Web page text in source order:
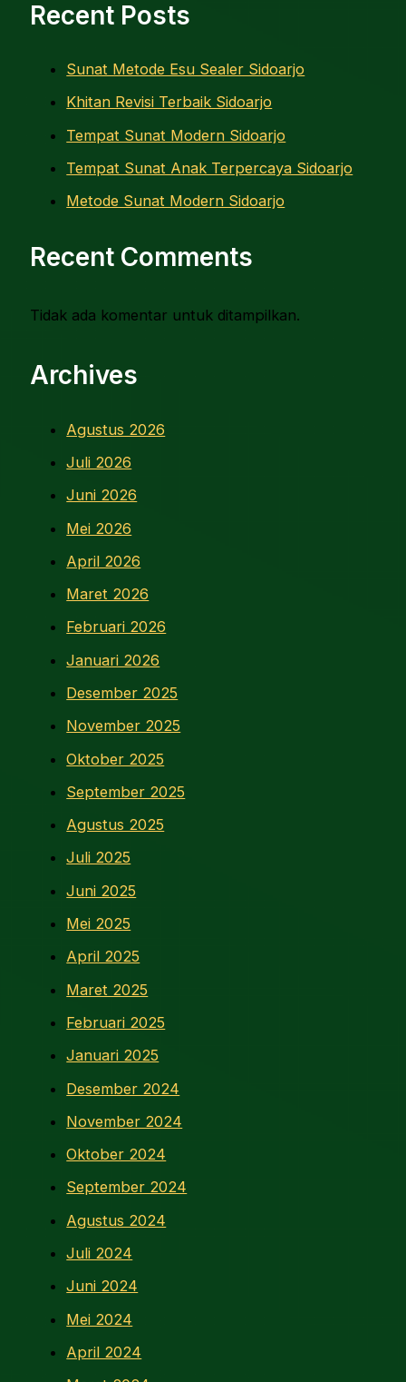
Recent Posts
Sunat Metode Esu Sealer Sidoarjo
Khitan Revisi Terbaik Sidoarjo
Tempat Sunat Modern Sidoarjo
Tempat Sunat Anak Terpercaya Sidoarjo
Metode Sunat Modern Sidoarjo
Recent Comments
Tidak ada komentar untuk ditampilkan.
Archives
Agustus 2026
Juli 2026
Juni 2026
Mei 2026
April 2026
Maret 2026
Februari 2026
Januari 2026
Desember 2025
November 2025
Oktober 2025
September 2025
Agustus 2025
Juli 2025
Juni 2025
Mei 2025
April 2025
Maret 2025
Februari 2025
Januari 2025
Desember 2024
November 2024
Oktober 2024
September 2024
Agustus 2024
Juli 2024
Juni 2024
Mei 2024
April 2024